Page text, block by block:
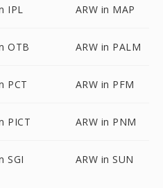
IPL ARW in MAP
OTB ARW in PALM
PCT ARW in PFM
PICT ARW in PNM
SGI ARW in SUN